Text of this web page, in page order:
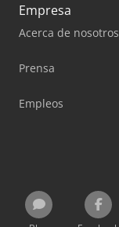
Empresa
Acerca de nosotros
Prensa
Empleos